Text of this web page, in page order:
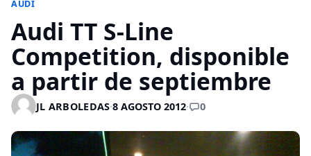
AUDI
Audi TT S-Line
Competition, disponible
a partir de septiembre
JL ARBOLEDAS·8 AGOSTO 2012· 0